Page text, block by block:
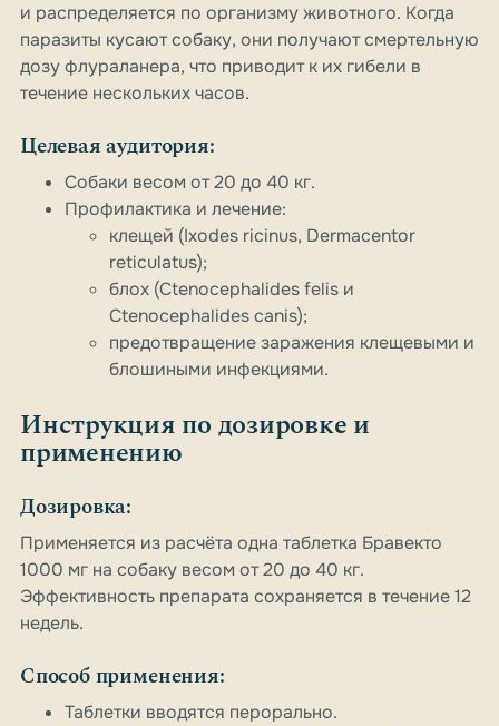
и распределяется по организму животного. Когда
паразиты кусают собаку, они получают смертельную
дозу флураланера, что приводит к их гибели в
течение нескольких часов.
Целевая аудитория:
Собаки весом от 20 до 40 кг.
Профилактика и лечение:
клещей (Ixodes ricinus, Dermacentor
reticulatus);
блох (Ctenocephalides felis и
Ctenocephalides canis);
предотвращение заражения клещевыми и
блошиными инфекциями.
Инструкция по дозировке и
применению
Дозировка:
Применяется из расчёта одна таблетка Бравекто
1000 мг на собаку весом от 20 до 40 кг.
Эффективность препарата сохраняется в течение 12
недель.
Способ применения:
Таблетки вводятся перорально.